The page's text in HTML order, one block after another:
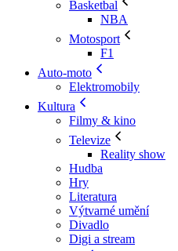
Basketbal
NBA
Motosport
F1
Auto-moto
Elektromobily
Kultura
Filmy & kino
Televize
Reality show
Hudba
Hry
Literatura
Výtvarné umění
Divadlo
Digi a stream